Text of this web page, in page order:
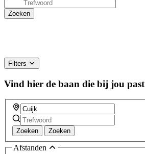
Filters
Vind hier de baan die bij jou past
Zoeken Zoeken
Afstanden